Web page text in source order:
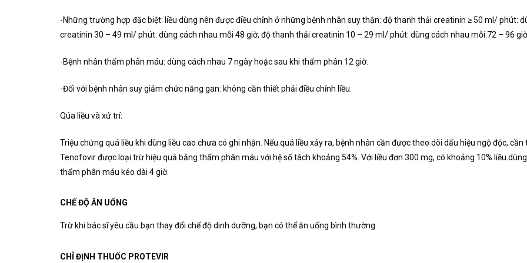
-Những trường hợp đặc biệt: liều dùng nên được điều chỉnh ở những bệnh nhân suy thận: độ thanh thải creatinin ≥ 50 ml/ phút:
creatinin 30 – 49 ml/ phút: dùng cách nhau mỗi 48 giờ, độ thanh thải creatinin 10 – 29 ml/ phút: dùng cách nhau mỗi 72 – 96
-Bệnh nhân thẩm phân máu: dùng cách nhau 7 ngày hoặc sau khi thẩm phân 12 giờ.
-Đối với bệnh nhân suy giảm chức năng gan: không cần thiết phải điều chỉnh liều.
Qúa liều và xử trí:
Triệu chứng quá liều khi dùng liều cao chưa có ghi nhận. Nếu quá liều xảy ra, bệnh nhân cần được theo dõi dấu hiệu ngộ độc,
Tenofovir được loại trừ hiệu quả bằng thẩm phân máu với hệ số tách khoảng 54%. Với liều đơn 300 mg, có khoảng 10% liều
thẩm phân máu kéo dài 4 giờ.
CHẾ ĐỘ ĂN UỐNG
Trừ khi bác sĩ yêu cầu bạn thay đổi chế độ dinh dưỡng, bạn có thể ăn uống bình thường.
CHỈ ĐỊNH THUỐC PROTEVIR